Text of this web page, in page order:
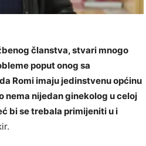
članstva, stvari mnogo
poput onog sa
Romi imaju jedinstvenu općinu
nema nijedan ginekolog u celoj
bi se trebala primijeniti u i